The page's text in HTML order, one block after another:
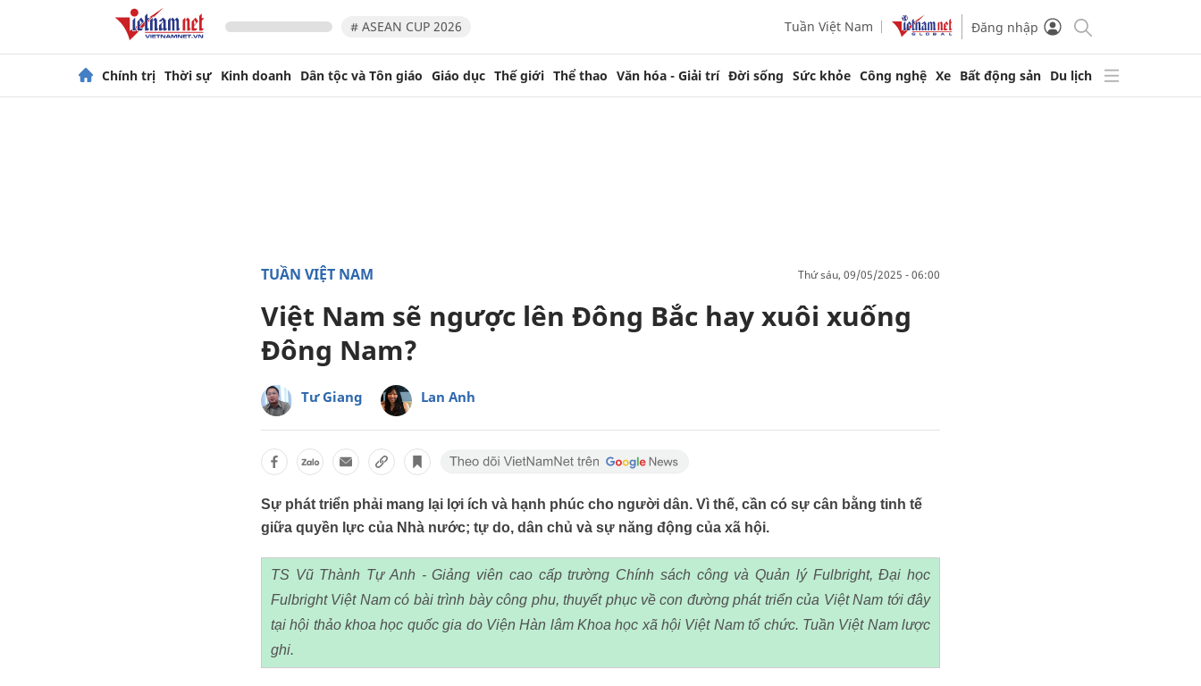
# ASEAN CUP 2026 Tuần Việt Nam Đăng nhập
Chính trị Thời sự Kinh doanh Dân tộc và Tôn giáo Giáo dục Thế giới Thể thao Văn hóa - Giải trí Đời sống Sức khỏe Công nghệ Xe Bất động sản Du lịch
TUẦN VIỆT NAM thứ sáu, 09/05/2025 - 06:00
Việt Nam sẽ ngược lên Đông Bắc hay xuôi xuống
Đông Nam?
Tư Giang Lan Anh
Sự phát triển phải mang lại lợi ích và hạnh phúc cho người dân. Vì thế, cần có sự cân bằng tinh tế
giữa quyền lực của Nhà nước; tự do, dân chủ và sự năng động của xã hội.
TS Vũ Thành Tự Anh - Giảng viên cao cấp trường Chính sách công và Quản lý Fulbright, Đại học
Fulbright Việt Nam có bài trình bày công phu, thuyết phục về con đường phát triển của Việt Nam tới đây
tại hội thảo khoa học quốc gia do Viện Hàn lâm Khoa học xã hội Việt Nam tổ chức. Tuần Việt Nam lược
ghi.